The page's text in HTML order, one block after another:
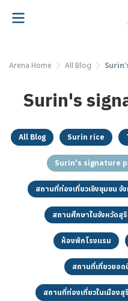
Arena Home All Blog
Surin's
All Blog Surin rice
Surin's signature
สถานที่ท่องเที่ยวเชิงชุมชน จั
สถานศึกษาในจังหวัดสุ
ห้องพักโรงแรม
สถานที่เที่ยวยอด
สถานที่ท่องเที่ยวในเมืองสุ